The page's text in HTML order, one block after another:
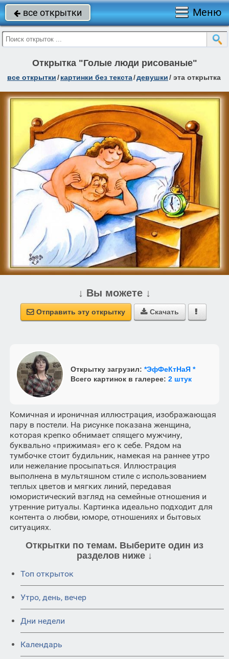
 все открытки Меню
Открытка "Голые люди рисованые"
все открытки/картинки без текста/девушки/ эта открытка
↓ Вы можете ↓
 Отправить эту открытку  Скачать 
Открытку загрузил: *ЭфФеКтНаЯ *
Всего картинок в галерее: 2 штук
Комичная и ироничная иллюстрация, изображающая
пару в постели. На рисунке показана женщина,
которая крепко обнимает спящего мужчину,
буквально «прижимая» его к себе. Рядом на
тумбочке стоит будильник, намекая на раннее утро
или нежелание просыпаться. Иллюстрация
выполнена в мультяшном стиле с использованием
теплых цветов и мягких линий, передавая
юмористический взгляд на семейные отношения и
утренние ритуалы. Картинка идеально подходит для
контента о любви, юморе, отношениях и бытовых
ситуациях.
Открытки по темам. Выберите один из
разделов ниже ↓
Топ открыток
Утро, день, вечер
Дни недели
Календарь